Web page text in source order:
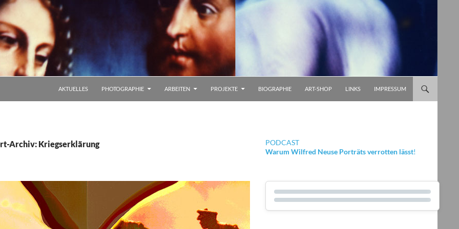
AKTUELLES PHOTOGRAPHIE ARBEITEN PROJEKTE BIOGRAPHIE ART-SHOP LINKS IMPRESSUM
Archiv: Kriegserklärung
PODCAST
Warum Wilfred Neuse Porträts verrotten lässt!